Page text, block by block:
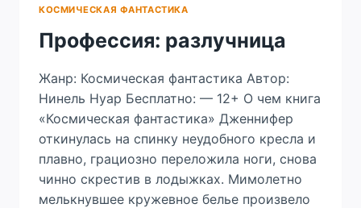
КОСМИЧЕСКАЯ ФАНТАСТИКА
Профессия: разлучница
Жанр: Космическая фантастика Автор:
Нинель Нуар Бесплатно: — 12+ О чем книга
«Космическая фантастика» Дженнифер
откинулась на спинку неудобного кресла и
плавно, грациозно переложила ноги, снова
чинно скрестив в лодыжках. Мимолетно
мелькнувшее кружевное белье произвело